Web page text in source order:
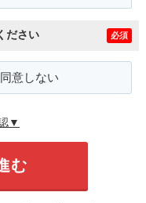
ださい 必須
同意しない
▼